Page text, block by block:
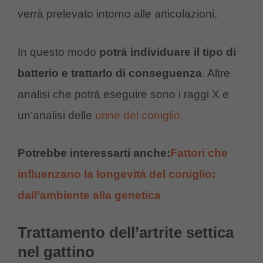
verrà prelevato intorno alle articolazioni.
In questo modo potrà individuare il tipo di
batterio e trattarlo di conseguenza. Altre
analisi che potrà eseguire sono i raggi X e
un’analisi delle urine del coniglio.
Potrebbe interessarti anche:Fattori che
influenzano la longevità del coniglio:
dall’ambiente alla genetica
Trattamento dell’artrite settica
nel gattino